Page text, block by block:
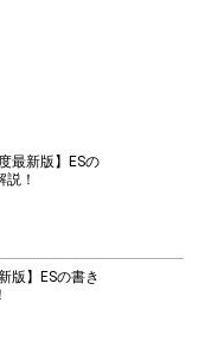
最新版】ESの
！
版】ESの書き